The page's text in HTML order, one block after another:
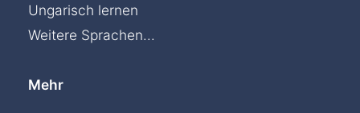
Ungarisch lernen
Weitere Sprachen...
Mehr